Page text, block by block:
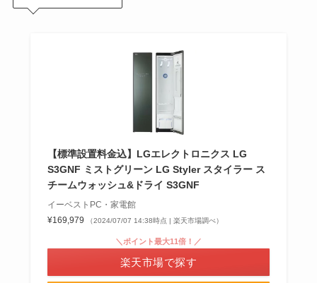
【標準設置料金込】LGエレクトロニクス LG
S3GNF ミストグリーン LG Styler スタイラー ス
チームウォッシュ&ドライ S3GNF
イーベストPC・家電館
¥169,979
（2024/07/07 14:38時点 | 楽天市場調べ）
＼ポイント最大11倍！／
楽天市場で探す